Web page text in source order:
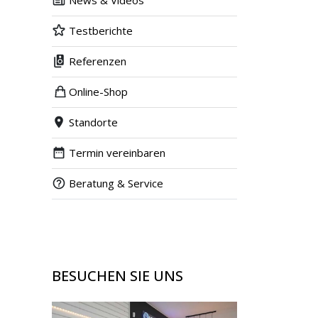
Testberichte
Referenzen
Online-Shop
Standorte
Termin vereinbaren
Beratung & Service
BESUCHEN SIE UNS